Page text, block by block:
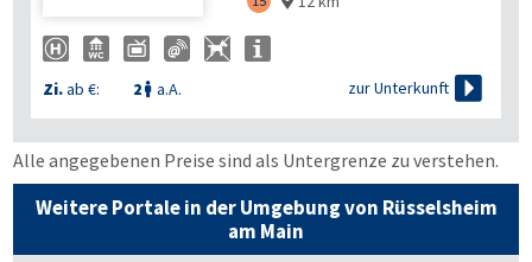
Zi.ab €: 2  a.A. zur Unterkunft 
Alle angegebenen Preise sind als Untergrenze zu verstehen.
Weitere Portale in der Umgebung von Rüsselsheim
am Main